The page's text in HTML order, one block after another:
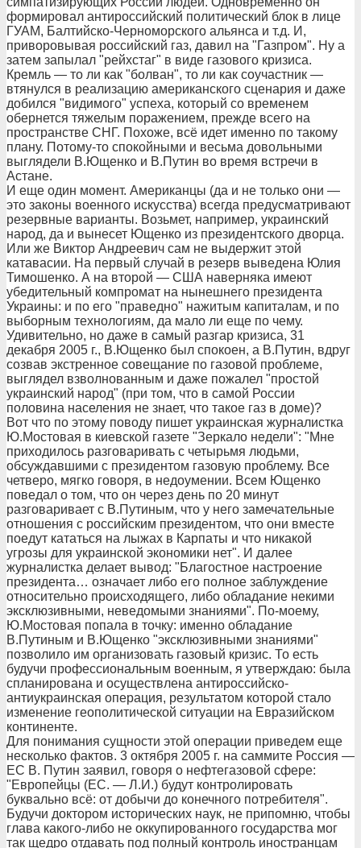
формировал антироссийский политический блок в лице
ГУАМ, Балтийско-Черноморского альянса и т.д. И,
приворовывая российский газ, давил на "Газпром". Ну а
затем запылал "рейхстаг" в виде газового кризиса.
Кремль — то ли как "болван", то ли как соучастник —
втянулся в реализацию американского сценария и даже
добился "видимого" успеха, который со временем
обернется тяжелым поражением, прежде всего на
пространстве СНГ. Похоже, всё идет именно по такому
плану. Потому-то спокойными и весьма довольными
выглядели В.Ющенко и В.Путин во время встречи в
Астане.
И еще один момент. Американцы (да и не только они —
это законы военного искусства) всегда предусматривают
резервные варианты. Возьмет, например, украинский
народ, да и вынесет Ющенко из президентского дворца.
Или же Виктор Андреевич сам не выдержит этой
катавасии. На первый случай в резерв выведена Юлия
Тимошенко. А на второй — США наверняка имеют
убедительный компромат на нынешнего президента
Украины: и по его "праведно" нажитым капиталам, и по
выборным технологиям, да мало ли еще по чему.
Удивительно, но даже в самый разгар кризиса, 31
декабря 2005 г., В.Ющенко был спокоен, а В.Путин, вдруг
созвав экстренное совещание по газовой проблеме,
выглядел взволнованным и даже пожалел "простой
украинский народ" (при том, что в самой России
половина населения не знает, что такое газ в доме)?
Вот что по этому поводу пишет украинская журналистка
Ю.Мостовая в киевской газете "Зеркало недели": "Мне
приходилось разговаривать с четырьмя людьми,
обсуждавшими с президентом газовую проблему. Все
четверо, мягко говоря, в недоумении. Всем Ющенко
поведал о том, что он через день по 20 минут
разговаривает с В.Путиным, что у него замечательные
отношения с российским президентом, что они вместе
поедут кататься на лыжах в Карпаты и что никакой
угрозы для украинской экономики нет". И далее
журналистка делает вывод: "Благостное настроение
президента… означает либо его полное заблуждение
относительно происходящего, либо обладание некими
эксклюзивными, неведомыми знаниями". По-моему,
Ю.Мостовая попала в точку: именно обладание
В.Путиным и В.Ющенко "эксклюзивными знаниями"
позволило им организовать газовый кризис. То есть
будучи профессиональным военным, я утверждаю: была
спланирована и осуществлена антироссийско-
антиукраинская операция, результатом которой стало
изменение геополитической ситуации на Евразийском
континенте.
Для понимания сущности этой операции приведем еще
несколько фактов. 3 октября 2005 г. на саммите Россия —
ЕС В. Путин заявил, говоря о нефтегазовой сфере:
"Европейцы (ЕС. — Л.И.) будут контролировать
буквально всё: от добычи до конечного потребителя".
Будучи доктором исторических наук, не припомню, чтобы
глава какого-либо не оккупированного государства мог
так щедро отдавать под полный контроль иностранцам